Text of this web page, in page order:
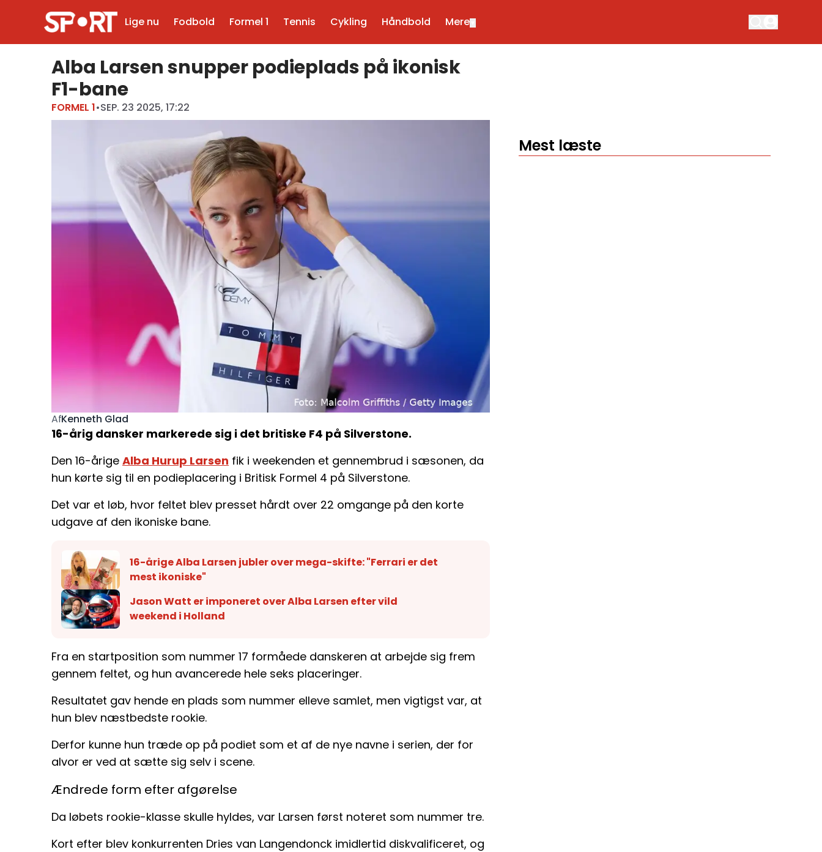
Lige nu Fodbold Formel 1 Tennis Cykling Håndbold Mere
Alba Larsen snupper podieplads på ikonisk
F1-bane
FORMEL 1•SEP. 23 2025, 17:22
AfKenneth Glad
16-årig dansker markerede sig i det britiske F4 på Silverstone.
Den 16-årige Alba Hurup Larsen fik i weekenden et gennembrud i sæsonen, da
hun kørte sig til en podieplacering i Britisk Formel 4 på Silverstone.
Det var et løb, hvor feltet blev presset hårdt over 22 omgange på den korte
udgave af den ikoniske bane.
16-årige Alba Larsen jubler over mega-skifte: "Ferrari er det
mest ikoniske"
Jason Watt er imponeret over Alba Larsen efter vild
weekend i Holland
Fra en startposition som nummer 17 formåede danskeren at arbejde sig frem
gennem feltet, og hun avancerede hele seks placeringer.
Resultatet gav hende en plads som nummer elleve samlet, men vigtigst var, at
hun blev næstbedste rookie.
Derfor kunne hun træde op på podiet som et af de nye navne i serien, der for
alvor er ved at sætte sig selv i scene.
Ændrede form efter afgørelse
Da løbets rookie-klasse skulle hyldes, var Larsen først noteret som nummer tre.
Kort efter blev konkurrenten Dries van Langendonck imidlertid diskvalificeret, og
Mest læste